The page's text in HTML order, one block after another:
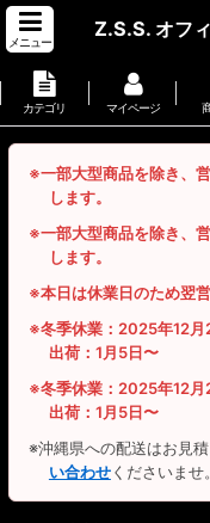
メニュー
Z.S.S. オフ
カテゴリ マイページ
※一部大型商品を除き、
します。
※一部大型商品を除き、
します。
※本日は休業日のため翌
※冬季休業：2025年12
出荷：1月5日〜
※冬季休業：2025年12
出荷：1月5日〜
※沖縄県への配送はお見
い合わせくださいませ。